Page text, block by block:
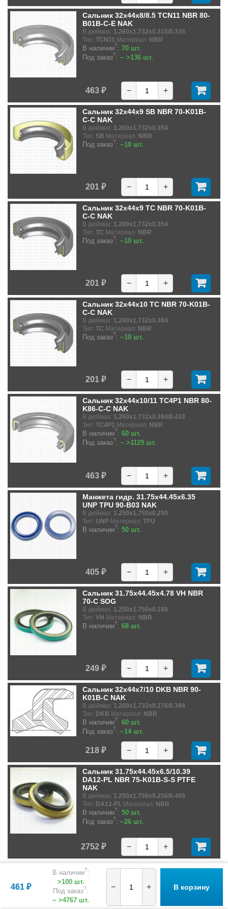
461 ₽
В наличии?:
>100 шт.
Под заказ?:
~ >4767 шт.
− + В корзину
Сальник 32x44x8/8.5 TCN11 NBR 80-
B01B-C-E NAK
В дюймах: 1.260x1.732x0.315/0.335
Тип: TCN11 Материал: NBR
В наличии?: 70 шт.
Под заказ?: ~ >136 шт.
463 ₽ − +
Сальник 32x44x9 SB NBR 70-K01B-
C-C NAK
В дюймах: 1.260x1.732x0.354
Тип: SB Материал: NBR
Под заказ?: ~10 шт.
201 ₽ − +
Сальник 32x44x9 TC NBR 70-K01B-
C-C NAK
В дюймах: 1.260x1.732x0.354
Тип: TC Материал: NBR
Под заказ?: ~10 шт.
201 ₽ − +
Сальник 32x44x10 TC NBR 70-K01B-
C-C NAK
В дюймах: 1.260x1.732x0.394
Тип: TC Материал: NBR
Под заказ?: ~10 шт.
201 ₽ − +
Сальник 32x44x10/11 TC4P1 NBR 80-
K86-C-C NAK
В дюймах: 1.260x1.732x0.394/0.433
Тип: TC4P1 Материал: NBR
В наличии?: 60 шт.
Под заказ?: ~ >1129 шт.
463 ₽ − +
Манжета гидр. 31.75x44.45x6.35
UNP TPU 90-B03 NAK
В дюймах: 1.250x1.750x0.250
Тип: UNP Материал: TPU
В наличии?: 50 шт.
405 ₽ − +
Сальник 31.75x44.45x4.78 VH NBR
70-C SOG
В дюймах: 1.250x1.750x0.188
Тип: VH Материал: NBR
В наличии?: 68 шт.
249 ₽ − +
Сальник 32x44x7/10 DKB NBR 90-
K01B-C NAK
В дюймах: 1.260x1.732x0.276/0.394
Тип: DKB Материал: NBR
В наличии?: 60 шт.
Под заказ?: ~14 шт.
218 ₽ − +
Сальник 31.75x44.45x6.5/10.39
DA12-PL NBR 75-K01B-S-S PTFE
NAK
В дюймах: 1.250x1.750x0.256/0.409
Тип: DA12-PL Материал: NBR
В наличии?: 50 шт.
Под заказ?: ~26 шт.
2752 ₽ − +